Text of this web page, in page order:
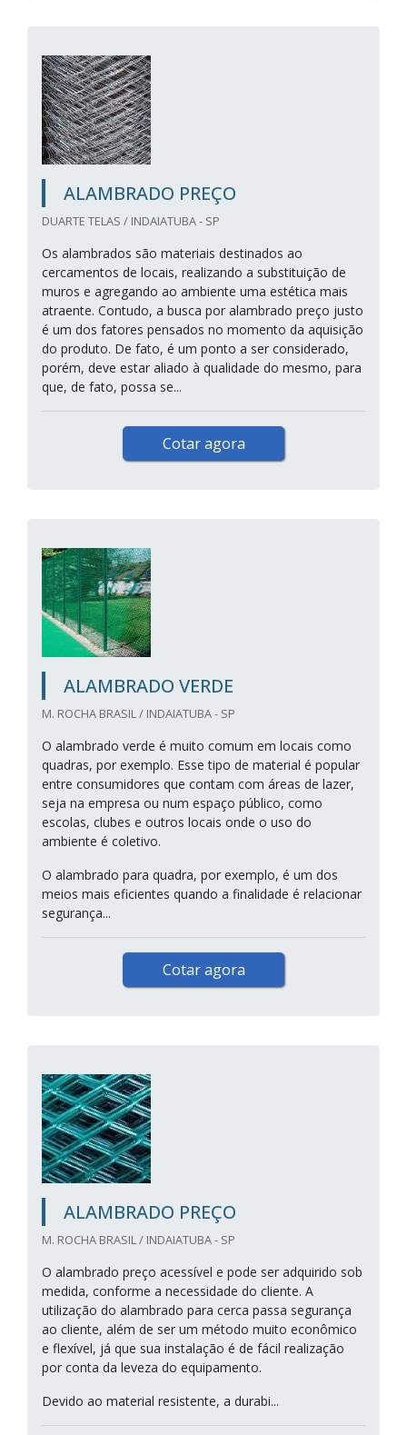
ALAMBRADO PREÇO
DUARTE TELAS / INDAIATUBA - SP
Os alambrados são materiais destinados ao
cercamentos de locais, realizando a substituição de
muros e agregando ao ambiente uma estética mais
atraente. Contudo, a busca por alambrado preço justo
é um dos fatores pensados no momento da aquisição
do produto. De fato, é um ponto a ser considerado,
porém, deve estar aliado à qualidade do mesmo, para
que, de fato, possa se...
Cotar agora
ALAMBRADO VERDE
M. ROCHA BRASIL / INDAIATUBA - SP
O alambrado verde é muito comum em locais como
quadras, por exemplo. Esse tipo de material é popular
entre consumidores que contam com áreas de lazer,
seja na empresa ou num espaço público, como
escolas, clubes e outros locais onde o uso do
ambiente é coletivo.
O alambrado para quadra, por exemplo, é um dos
meios mais eficientes quando a finalidade é relacionar
segurança...
Cotar agora
ALAMBRADO PREÇO
M. ROCHA BRASIL / INDAIATUBA - SP
O alambrado preço acessível e pode ser adquirido sob
medida, conforme a necessidade do cliente. A
utilização do alambrado para cerca passa segurança
ao cliente, além de ser um método muito econômico
e flexível, já que sua instalação é de fácil realização
por conta da leveza do equipamento.
Devido ao material resistente, a durabi...